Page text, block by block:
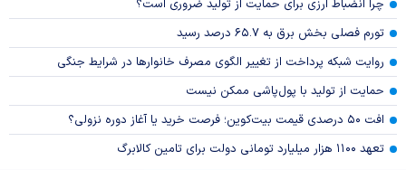
چرا انضباط ارزی برای حمایت از تولید ضروری است؟
تورم فصلی بخش برق به ۶۵.۷ درصد رسید
روایت شبکه پرداخت از تغییر الگوی مصرف خانوار‌ها در شرایط جنگی
حمایت از تولید با پول‌پاشی ممکن نیست
افت ۵۰ درصدی قیمت بیت‌کوین؛ فرصت خرید یا آغاز دوره نزولی؟
تعهد ۱۱۰۰ هزار میلیارد تومانی دولت برای تامین کالابرگ